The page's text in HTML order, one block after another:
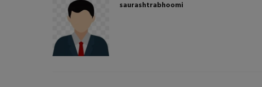
saurashtrabhoomi